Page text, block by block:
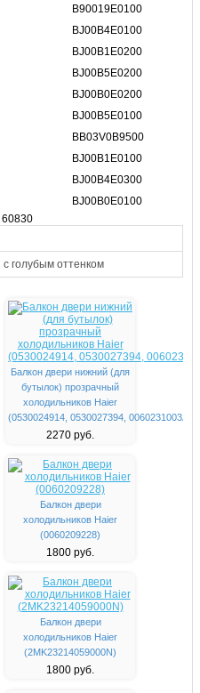
B90019E0100
BJ00B4E0100
BJ00B1E0200
BJ00B5E0200
BJ00B0E0200
BJ00B5E0100
BB03V0B9500
BJ00B1E0100
BJ00B4E0300
BJ00B0E0100
60830
голубым оттенком
Балкон двери нижний (для
бутылок) прозрачный
холодильников Haier
(0530024914, 0530027394, 0060231003A)
2270 руб.
Балкон двери
холодильников Haier
(0060209228)
1800 руб.
Балкон двери
холодильников Haier
(2MK23214059000N)
1800 руб.